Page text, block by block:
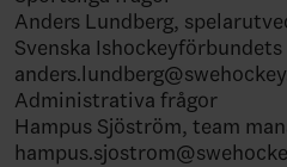
Anders Lundberg,
Svenska
Administrativa frågor
Hampus Sjöström, team